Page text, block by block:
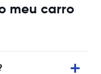
meu carro